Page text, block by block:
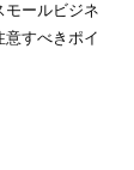
モールビジネ
すべきポイ